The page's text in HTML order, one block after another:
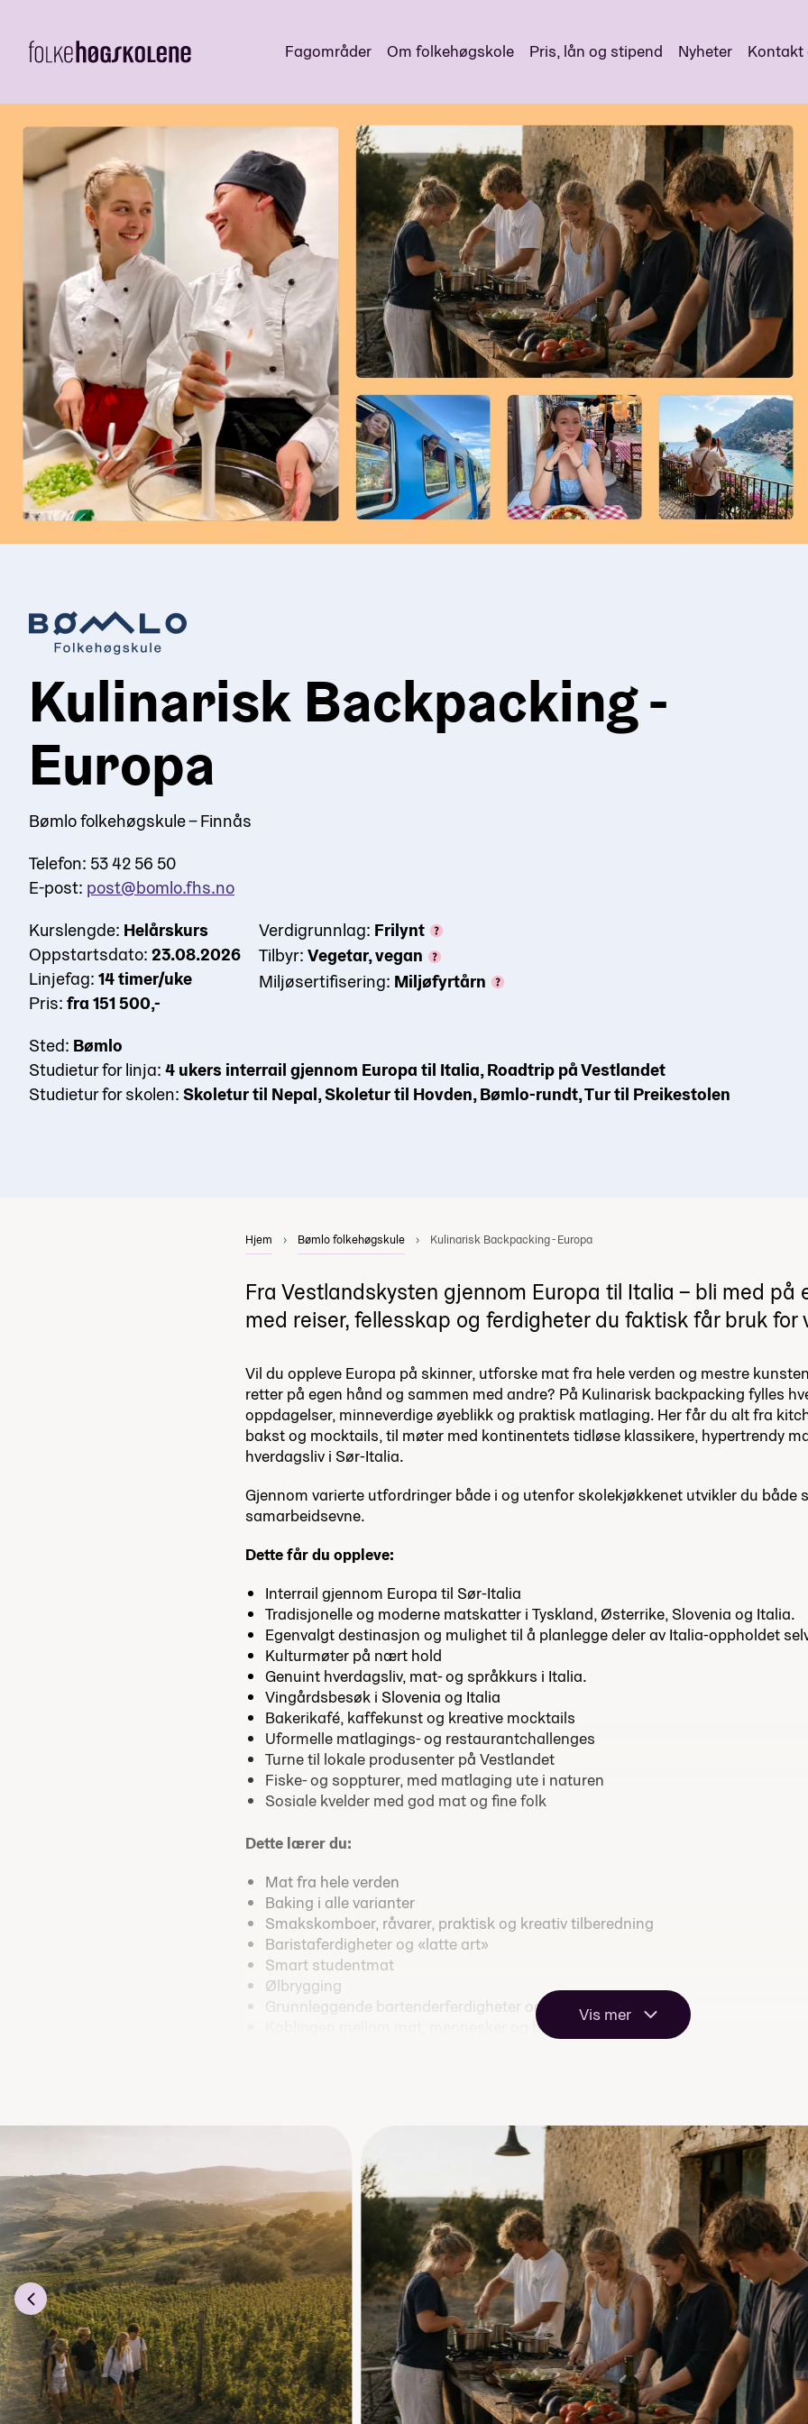
Fagområder Om folkehøgskole Pris, lån og stipend Nyheter Kontakt
Kulinarisk Backpacking -
Europa
Bømlo folkehøgskule – Finnås
Telefon: 53 42 56 50
E-post: post@bomlo.fhs.no
Kurslengde: Helårskurs
Oppstartsdato: 23.08.2026
Linjefag: 14 timer/uke
Pris: fra 151 500,-
Verdigrunnlag: Frilynt
Tilbyr: Vegetar, vegan
Miljøsertifisering: Miljøfyrtårn
Sted: Bømlo
Studietur for linja: 4 ukers interrail gjennom Europa til Italia, Roadtrip på Vestlandet
Studietur for skolen: Skoletur til Nepal, Skoletur til Hovden, Bømlo-rundt, Tur til Preikestolen
Hjem Bømlo folkehøgskule Kulinarisk Backpacking - Europa
Fra Vestlandskysten gjennom Europa til Italia – bli med på
med reiser, fellesskap og ferdigheter du faktisk får bruk for
Vil du oppleve Europa på skinner, utforske mat fra hele verden og mestre
retter på egen hånd og sammen med andre? På Kulinarisk backpacking fylles
oppdagelser, minneverdige øyeblikk og praktisk matlaging. Her får du alt fra
bakst og mocktails, til møter med kontinentets tidløse klassikere, hypertrendy
hverdagsliv i Sør-Italia.
Gjennom varierte utfordringer både i og utenfor skolekjøkkenet utvikler du både
samarbeidsevne.
Dette får du oppleve:
Interrail gjennom Europa til Sør-Italia
Tradisjonelle og moderne matskatter i Tyskland, Østerrike, Slovenia og Italia.
Egenvalgt destinasjon og mulighet til å planlegge deler av Italia-oppholdet
Kulturmøter på nært hold
Genuint hverdagsliv, mat- og språkkurs i Italia.
Vingårdsbesøk i Slovenia og Italia
Bakerikafé, kaffekunst og kreative mocktails
Uformelle matlagings- og restaurantchallenges
Turne til lokale produsenter på Vestlandet
Fiske- og soppturer, med matlaging ute i naturen
Sosiale kvelder med god mat og fine folk
Dette lærer du:
Mat fra hele verden
Baking i alle varianter
Smakskomboer, råvarer, praktisk og kreativ tilberedning
Baristaferdigheter og «latte art»
Smart studentmat
Ølbrygging
Grunnleggende bartenderferdigheter og mocktails
Koblingen mellom mat, mennesker og bærekraft
Vis mer